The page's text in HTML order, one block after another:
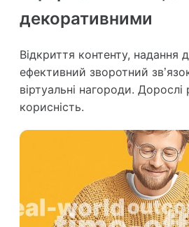
декоративними
Відкриття контенту, надання
ефективний зворотний
віртуальні нагороди. Дорослі
корисність.